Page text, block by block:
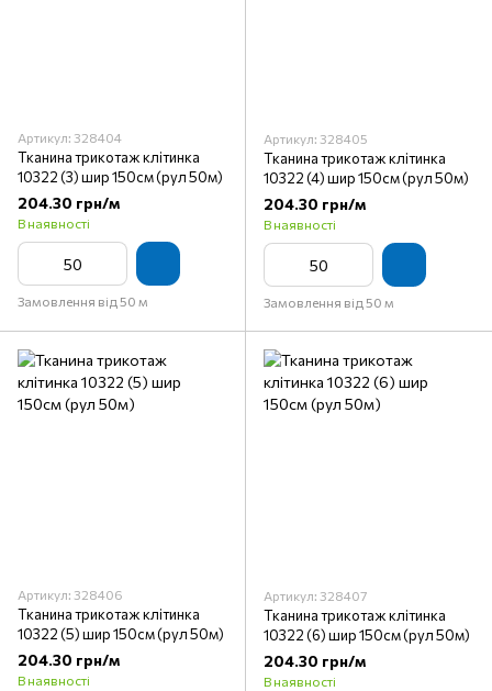
Артикул: 328404
Тканина трикотаж клітинка
10322 (3) шир 150см (рул 50м)
204.30 грн/м
В наявності
Замовлення від 50 м
Артикул: 328405
Тканина трикотаж клітинка
10322 (4) шир 150см (рул 50м)
204.30 грн/м
В наявності
Замовлення від 50 м
Артикул: 328406
Тканина трикотаж клітинка
10322 (5) шир 150см (рул 50м)
204.30 грн/м
В наявності
Артикул: 328407
Тканина трикотаж клітинка
10322 (6) шир 150см (рул 50м)
204.30 грн/м
В наявності